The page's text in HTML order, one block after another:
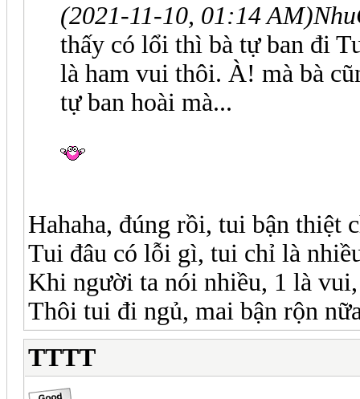
(2021-11-10, 01:14 AM)
thấy có lổi thì bà tự ban đi
là ham vui thôi. À! mà bà
tự ban hoài mà...
Hahaha, đúng rồi, tui bận thiệt
Tui đâu có lỗi gì, tui chỉ là
Khi người ta nói nhiều, 1 là
Thôi tui đi ngủ, mai bận rộn
TTTT